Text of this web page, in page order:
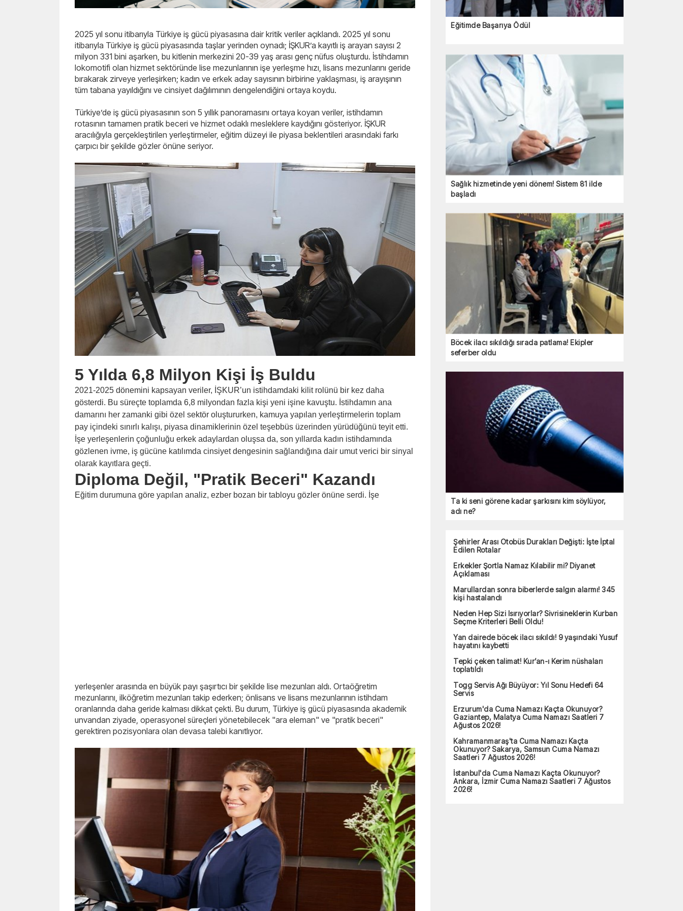
2025 yıl sonu itibarıyla Türkiye iş gücü piyasasına dair kritik veriler açıklandı. 2025 yıl sonu
itibarıyla Türkiye iş gücü piyasasında taşlar yerinden oynadı; İŞKUR’a kayıtlı iş arayan sayısı 2
milyon 331 bini aşarken, bu kitlenin merkezini 20-39 yaş arası genç nüfus oluşturdu. İstihdamın
lokomotifi olan hizmet sektöründe lise mezunlarının işe yerleşme hızı, lisans mezunlarını geride
bırakarak zirveye yerleşirken; kadın ve erkek aday sayısının birbirine yaklaşması, iş arayışının
tüm tabana yayıldığını ve cinsiyet dağılımının dengelendiğini ortaya koydu.
Türkiye’de iş gücü piyasasının son 5 yıllık panoramasını ortaya koyan veriler, istihdamın
rotasının tamamen pratik beceri ve hizmet odaklı mesleklere kaydığını gösteriyor. İŞKUR
aracılığıyla gerçekleştirilen yerleştirmeler, eğitim düzeyi ile piyasa beklentileri arasındaki farkı
çarpıcı bir şekilde gözler önüne seriyor.
5 Yılda 6,8 Milyon Kişi İş Buldu
2021-2025 dönemini kapsayan veriler, İŞKUR’un istihdamdaki kilit rolünü bir kez daha
gösterdi. Bu süreçte toplamda 6,8 milyondan fazla kişi yeni işine kavuştu. İstihdamın ana
damarını her zamanki gibi özel sektör oluştururken, kamuya yapılan yerleştirmelerin toplam
pay içindeki sınırlı kalışı, piyasa dinamiklerinin özel teşebbüs üzerinden yürüdüğünü teyit etti.
İşe yerleşenlerin çoğunluğu erkek adaylardan oluşsa da, son yıllarda kadın istihdamında
gözlenen ivme, iş gücüne katılımda cinsiyet dengesinin sağlandığına dair umut verici bir sinyal
olarak kayıtlara geçti.
Diploma Değil, "Pratik Beceri" Kazandı
Eğitim durumuna göre yapılan analiz, ezber bozan bir tabloyu gözler önüne serdi. İşe
yerleşenler arasında en büyük payı şaşırtıcı bir şekilde lise mezunları aldı. Ortaöğretim
mezunlarını, ilköğretim mezunları takip ederken; önlisans ve lisans mezunlarının istihdam
oranlarında daha geride kalması dikkat çekti. Bu durum, Türkiye iş gücü piyasasında akademik
unvandan ziyade, operasyonel süreçleri yönetebilecek "ara eleman" ve "pratik beceri"
gerektiren pozisyonlara olan devasa talebi kanıtlıyor.
Eğitimde Başarıya Ödül
Sağlık hizmetinde yeni dönem! Sistem 81 ilde
başladı
Böcek ilacı sıkıldığı sırada patlama! Ekipler
seferber oldu
Ta ki seni görene kadar şarkısını kim söylüyor,
adı ne?
Şehirler Arası Otobüs Durakları Değişti: İşte İptal
Edilen Rotalar
Erkekler Şortla Namaz Kılabilir mi? Diyanet
Açıklaması
Marullardan sonra biberlerde salgın alarmı! 345
kişi hastalandı
Neden Hep Sizi Isırıyorlar? Sivrisineklerin Kurban
Seçme Kriterleri Belli Oldu!
Yan dairede böcek ilacı sıkıldı! 9 yaşındaki Yusuf
hayatını kaybetti
Tepki çeken talimat! Kur’an-ı Kerim nüshaları
toplatıldı
Togg Servis Ağı Büyüyor: Yıl Sonu Hedefi 64
Servis
Erzurum'da Cuma Namazı Kaçta Okunuyor?
Gaziantep, Malatya Cuma Namazı Saatleri 7
Ağustos 2026!
Kahramanmaraş'ta Cuma Namazı Kaçta
Okunuyor? Sakarya, Samsun Cuma Namazı
Saatleri 7 Ağustos 2026!
İstanbul'da Cuma Namazı Kaçta Okunuyor?
Ankara, İzmir Cuma Namazı Saatleri 7 Ağustos
2026!